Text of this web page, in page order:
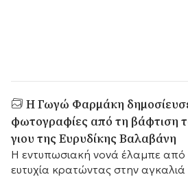
Η Γωγώ Φαρμάκη
φωτογραφίες από τη βάφτιση
γιου της Ευρυδίκης Βαλαβάνη
Η εντυπωσιακή νονά έλαμπε από
ευτυχία κρατώντας στην αγκαλιά